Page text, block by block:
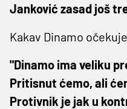
Janković zasad još
Kakav Dinamo
"Dinamo ima veliku
Pritisnut ćemo, ali
Protivnik je jak u